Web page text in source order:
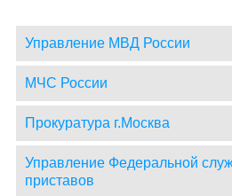
Управление МВД России
МЧС России
Прокуратура г.Москва
Управление Федеральной
приставов